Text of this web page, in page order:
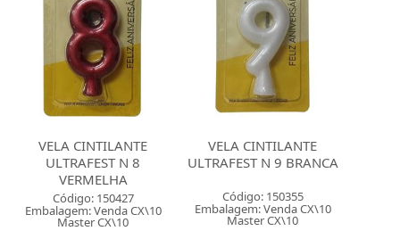
VELA CINTILANTE
ULTRAFEST N 8
VERMELHA
Código: 150427
Embalagem: Venda CX\10
Master CX\10
VELA CINTILANTE
ULTRAFEST N 9 BRANCA
Código: 150355
Embalagem: Venda CX\10
Master CX\10